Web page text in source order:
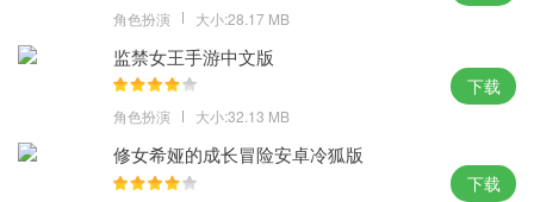
角色扮演 大小:28.17 MB
监禁女王手游中文版
角色扮演 大小:32.13 MB
下载
修女希娅的成长冒险安卓冷狐版
下载